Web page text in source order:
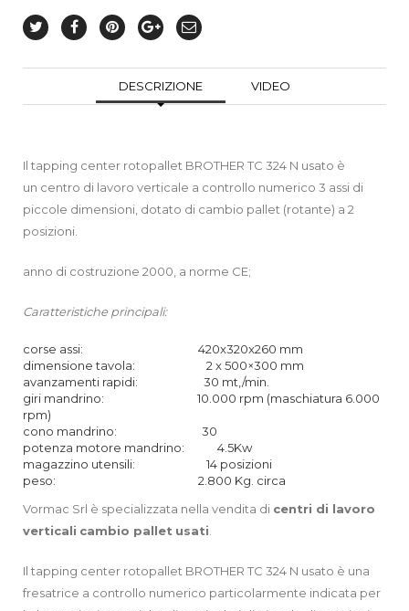
DESCRIZIONE VIDEO
Il tapping center rotopallet BROTHER TC 324 N usato è
un centro di lavoro verticale a controllo numerico 3 assi di
piccole dimensioni, dotato di cambio pallet (rotante) a 2
posizioni.
anno di costruzione 2000, a norme CE;
Caratteristiche principali:
corse assi: 420x320x260 mm
dimensione tavola: 2 x 500×300 mm
avanzamenti rapidi: 30 mt,/min.
giri mandrino: 10.000 rpm (maschiatura 6.000
rpm)
cono mandrino: 30
potenza motore mandrino: 4.5Kw
magazzino utensili: 14 posizioni
peso: 2.800 Kg. circa
Vormac Srl è specializzata nella vendita di centri di lavoro
verticali cambio pallet usati
Il tapping center rotopallet BROTHER TC 324 N usato è una
fresatrice a controllo numerico particolarmente indicata per